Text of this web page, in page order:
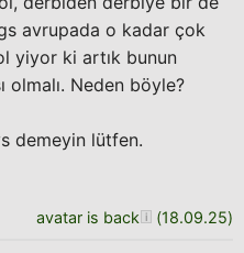
avrupada o kadar çok
yiyor ki artık bunun
olmalı. Neden böyle?
demeyin lütfen.
avatar is back (18.09.25)